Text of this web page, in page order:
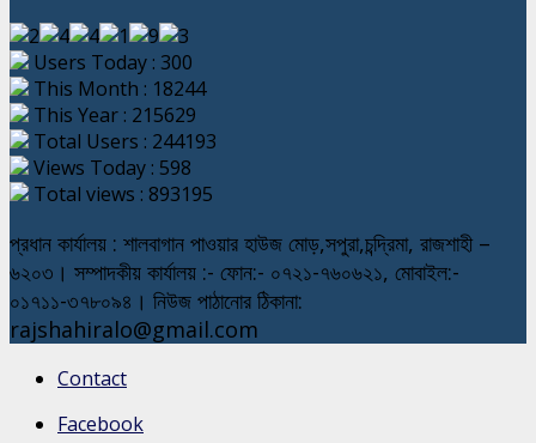
Users Today : 300
This Month : 18244
This Year : 215629
Total Users : 244193
Views Today : 598
Total views : 893195
প্রধান কার্যালয় : শালবাগান পাওয়ার হাউজ মোড়,সপুরা,চন্দ্রিমা, রাজশাহী –
৬২০৩। সম্পাদকীয় কার্যালয় :- ফোন:- ০৭২১-৭৬০৬২১, মোবাইল:-
০১৭১১-৩৭৮০৯৪। নিউজ পাঠানোর ঠিকানা:
rajshahiralo@gmail.com
Contact
Facebook